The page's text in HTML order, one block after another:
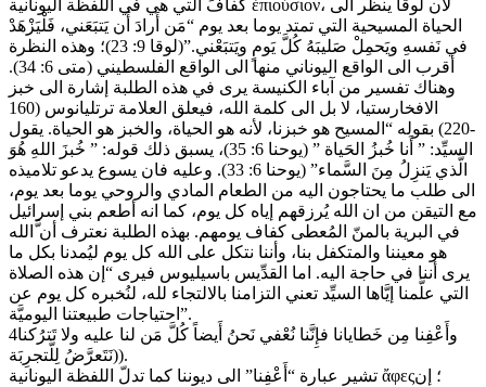
كفافَ التي هي في اللفظة اليونانية ἐπιούσιον، لان لوقا ينظر الى
الحياة المسيحية التي تمتد يوما بعد يوم “مَن أَرادَ أَن يَتبَعَني، فَلْيَزْهَدْ
في نَفسهِ ويَحمِلْ صَليبَهُ كُلَّ يَومٍ ويَتبَعْني.”(لوقا 9: 23)؛ وهذه النظرة
أقرب الى الواقع اليوناني منها الى الواقع الفلسطيني (متى 6: 34).
وهناك تفسير من آباء الكنيسة يرى في هذه الطلبة إشارة الى خبز
الافخارستيا، لا بل الى كلمة الله، فيعلق العلامة ترتليانوس (160
-220) بقوله “المسيح هو خبزنا، لأنه هو الحياة، والخبز هو الحياة. يقول
السيِّد: ” أَنا خُبزُ الحَياة ” (يوحنا 6: 35)، يسبق ذلك قوله: ” خُبزَ اللهِ هُوَ
الَّذي يَنزِلُ مِنَ السَّماء” (يوحنا 6: 33). وعليه فان يسوع يدعو تلاميذه
الى طلب ما يحتاجون اليه من الطعام المادي والروحي يوما بعد يوم،
مع التيقن من ان الله يُرزقهم إياه كل يوم، كما انه أطعم بني إسرائيل
في البرية بالمنّ المُعطى كفاف يومهم. بهذه الطلبة نعترف أن َّالله
هو معيننا والمتكفل بنا، وأننا نتكل على الله كل يوم ليُمدنا بكل ما
يرى أننا في حاجة اليه. اما القدِّيس باسيليوس فيرى “إن هذه الصلاة
التي علَّمنا إيَّاها السيِّد تعني التزامنا بالالتجاء لله، لنُخبره كل يوم عن
احتياجات طبيعتنا اليوميَّة”.
4وأَعْفِنا مِن خَطايانا فإِنَّنا نُعْفي نَحنُ أَيضاً كُلَّ مَن لنا عليه ولا تَترُكنا
نَتَعرَّضُ لِلَّتجرِبَة)).
تشير عبارة “أَعْفِنا” الى ديوننا كما تدلّ اللفظة اليونانية ἄφες؛ إن